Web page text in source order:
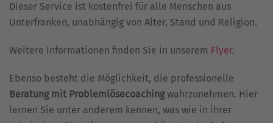
Dieser Service ist kostenfrei für alle Menschen aus
Unterfranken, unabhängig von Alter, Stand und Religion.
Weitere Informationen finden Sie in unserem Flyer.
Ebenso besteht die Möglichkeit, die professionelle
Beratung mit Problemlösecoachingwahrzunehmen. Hier
lernen Sie unter anderem kennen, was wie in ihrer